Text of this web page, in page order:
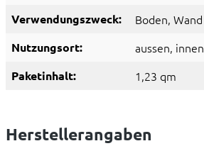
Verwendungszweck: Boden, Wand
Nutzungsort: aussen, innen
Paketinhalt: 1,23 qm
Herstellerangaben